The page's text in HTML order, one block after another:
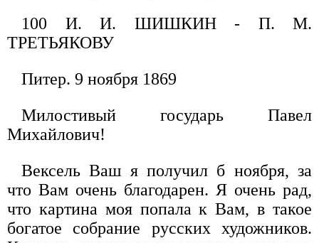
100 И. И. ШИШКИН - П. М.
ТРЕТЬЯКОВУ
Питер. 9 ноября 1869
Милостивый государь Павел
Михайлович!
Вексель Ваш я получил б ноября, за
что Вам очень благодарен. Я очень рад,
что картина моя попала к Вам, в такое
богатое собрание русских художников.